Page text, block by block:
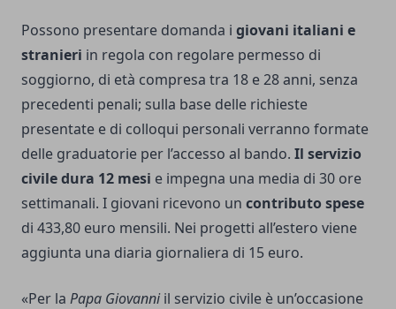
Possono presentare domanda i giovani italiani e
stranieri in regola con regolare permesso di
soggiorno, di età compresa tra 18 e 28 anni, senza
precedenti penali; sulla base delle richieste
presentate e di colloqui personali verranno formate
delle graduatorie per l’accesso al bando. Il servizio
civile dura 12 mesi e impegna una media di 30 ore
settimanali. I giovani ricevono un contributo spese
di 433,80 euro mensili. Nei progetti all’estero viene
aggiunta una diaria giornaliera di 15 euro.
«Per la Papa Giovanniil servizio civile è un’occasione